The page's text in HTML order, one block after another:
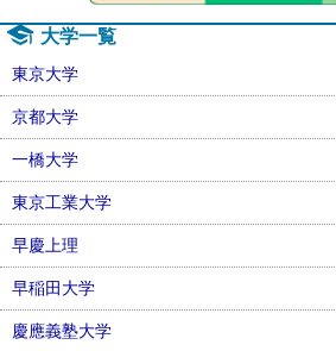
大学一覧
東京大学
京都大学
一橋大学
東京工業大学
早慶上理
早稲田大学
慶應義塾大学